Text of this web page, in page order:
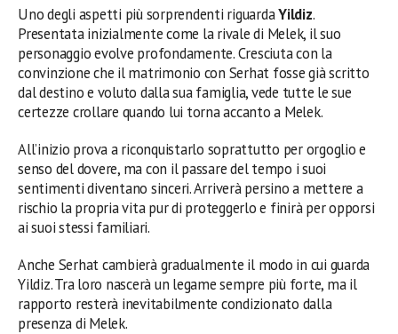
Uno degli aspetti più sorprendenti riguardaYildiz.
Presentata inizialmente come la rivale di Melek, il suo
personaggio evolve profondamente. Cresciuta con la
convinzione che il matrimonio con Serhat fosse già scritto
dal destino e voluto dalla sua famiglia, vede tutte le sue
certezze crollare quando lui torna accanto a Melek.
All’inizio prova a riconquistarlo soprattutto per orgoglio e
senso del dovere, ma con il passare del tempo i suoi
sentimenti diventano sinceri. Arriverà persino a mettere a
rischio la propria vita pur di proteggerlo e finirà per opporsi
ai suoi stessi familiari.
Anche Serhat cambierà gradualmente il modo in cui guarda
Yildiz. Tra loro nascerà un legame sempre più forte, ma il
rapporto resterà inevitabilmente condizionato dalla
presenza di Melek.